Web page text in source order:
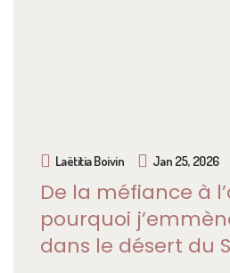
Laëtitia Boivin Jan 25, 2026
De la méfiance à
pourquoi
dans le désert du